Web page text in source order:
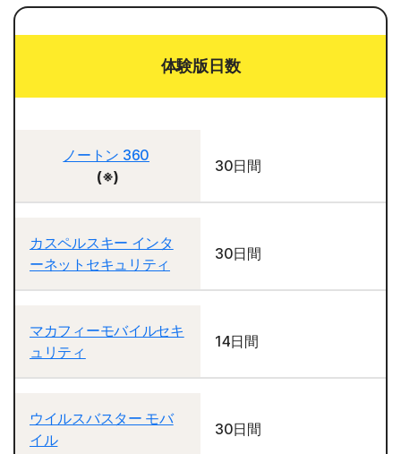
体験版日数
ノートン 360
(※)
30日間
カスペルスキー インタ
ーネットセキュリティ
30日間
マカフィーモバイルセキ
ュリティ
14日間
ウイルスバスター モバ
イル
30日間